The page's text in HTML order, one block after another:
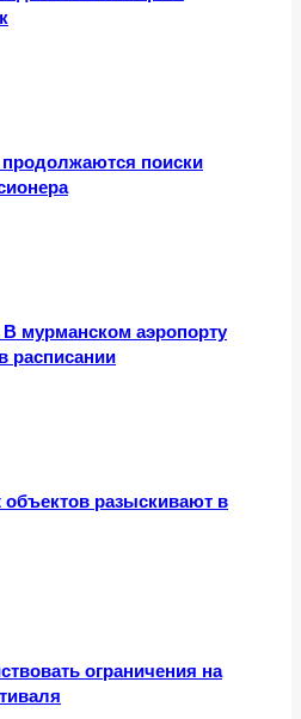
поиски
мурманском аэропорту
расписании
разыскивают в
ограничения на